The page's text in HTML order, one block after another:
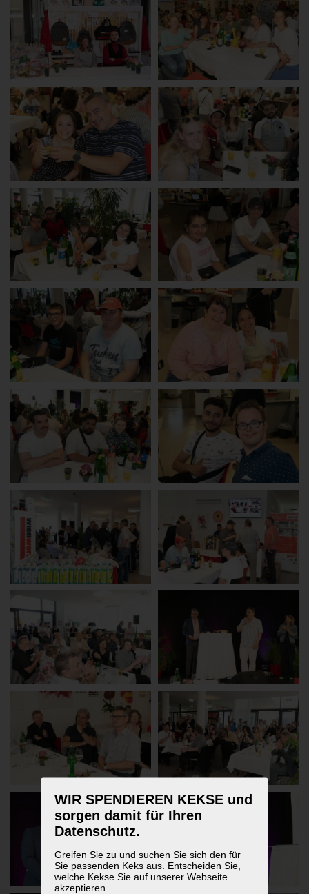
WIR SPENDIEREN KEKSE und
sorgen damit für Ihren
Datenschutz.
Greifen Sie zu und suchen Sie sich den für
Sie passenden Keks aus. Entscheiden Sie,
welche Kekse Sie auf unserer Webseite
akzeptieren.